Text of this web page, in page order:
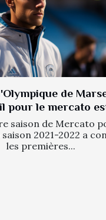
de
pour le mercato
saison de Mercato
2021-2022 a
les premières...